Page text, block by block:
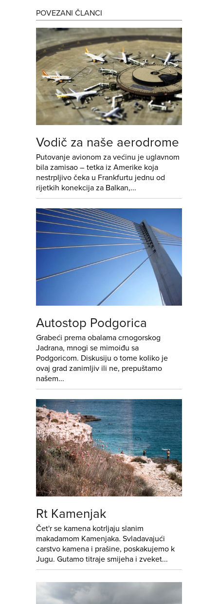
POVEZANI ČLANCI
Vodič za naše aerodrome
Putovanje avionom za većinu je uglavnom
bila zamisao – tetka iz Amerike koja
nestrpljivo čeka u Frankfurtu jednu od
rijetkih konekcija za Balkan,...
Autostop Podgorica
Grabeći prema obalama crnogorskog
Jadrana, mnogi se mimoiđu sa
Podgoricom. Diskusiju o tome koliko je
ovaj grad zanimljiv ili ne, prepuštamo
našem...
Rt Kamenjak
Čet'r se kamena kotrljaju slanim
makadamom Kamenjaka. Svladavajući
carstvo kamena i prašine, poskakujemo k
Jugu. Gutamo titraje smijeha i zveket...